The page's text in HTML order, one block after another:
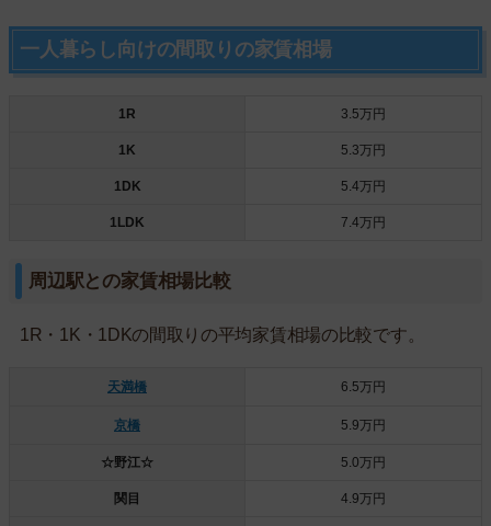
一人暮らし向けの間取りの家賃相場
1R 3.5万円
1K 5.3万円
1DK 5.4万円
1LDK 7.4万円
周辺駅との家賃相場比較
1R・1K・1DKの間取りの平均家賃相場の比較です。
天満橋 6.5万円
京橋 5.9万円
☆野江☆ 5.0万円
関目 4.9万円